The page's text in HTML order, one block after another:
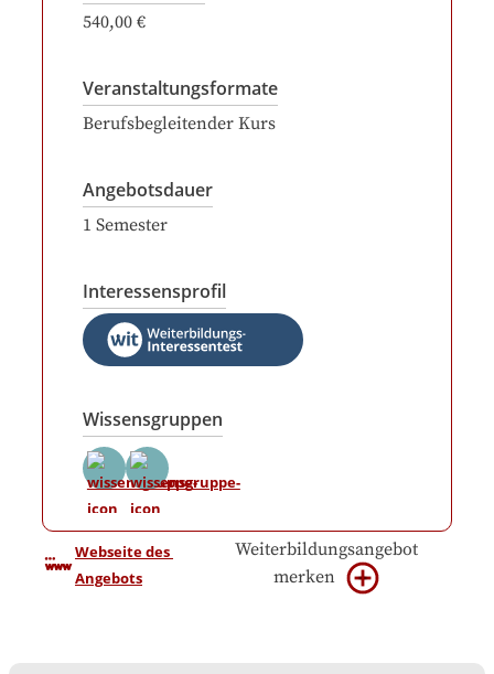
540,00 €
Veranstaltungsformate
Berufsbegleitender Kurs
Angebotsdauer
1 Semester
Interessensprofil
Wissensgruppen
Webseite des
Angebots
Weiterbildungsangebot
merken